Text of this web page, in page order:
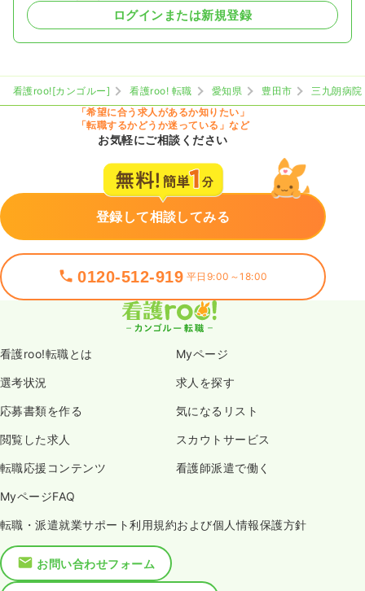
ログインまたは新規登録
看護roo![カンゴルー] 看護roo! 転職 愛知県 豊田市
三九朗病院
「希望に合う求人があるか知りたい」
「転職するかどうか迷っている」など
お気軽にご相談ください
登録して相談してみる
0120-512-919 平日9:00～18:00
看護roo!転職とは Myページ
選考状況 求人を探す
応募書類を作る 気になるリスト
閲覧した求人 スカウトサービス
転職応援コンテンツ 看護師派遣で働く
MyページFAQ
転職・派遣就業サポート利用規約および個人情報保護方針
お問い合わせフォーム